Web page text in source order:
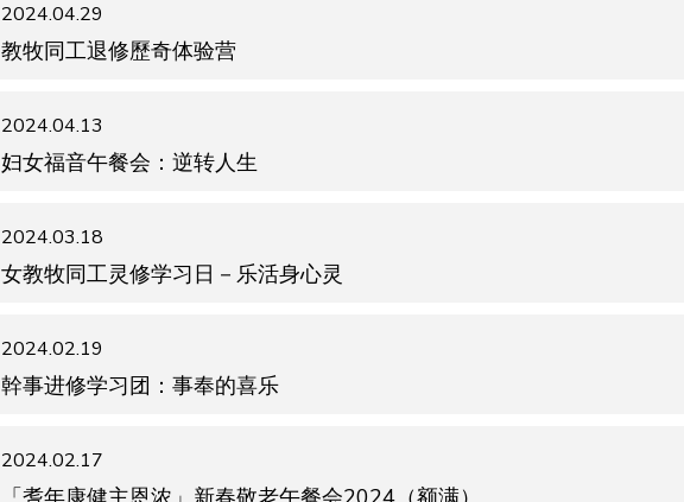
2024.04.29
教牧同工退修歷奇体验营
2024.04.13
妇女福音午餐会：逆转人生
2024.03.18
女教牧同工灵修学习日－乐活身心灵
2024.02.19
幹事进修学习团：事奉的喜乐
2024.02.17